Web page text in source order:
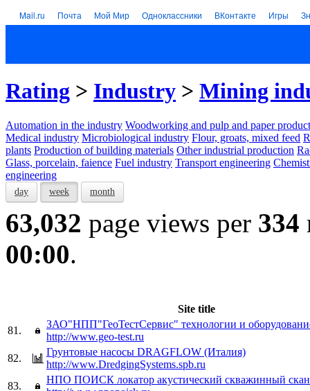
Mail.ru Почта Мой Мир Одноклассники ВКонтакте Игры
Rating > Industry > Mining
Automation in the industry Woodworking and pulp and paper
Medical industry Microbiological industry Flour, groats, mixed feed
plants Production of building materials Other industrial production
Glass, porcelain, faience Fuel industry Transport engineering
engineering
day week month
63,032 page views per 334
00:00.
Site title
81.
ЗАО"НПП"ГеоТестСервис" технологии и
http://www.geo-test.ru
82.
Грунтовые насосы DRAGFLOW (Италия)
http://www.DredgingSystems.spb.ru
83.
НПО ПОИСК локатор акустический скважинный